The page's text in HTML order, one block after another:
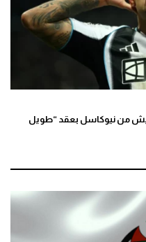
من نيوكاسل بعقد “طويل